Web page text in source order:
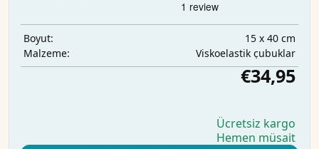
Boyut:
15 x 40 cm
Malzeme:
Viskoelastik çubuklar
€34,95
Ücretsiz kargo
Hemen müsait